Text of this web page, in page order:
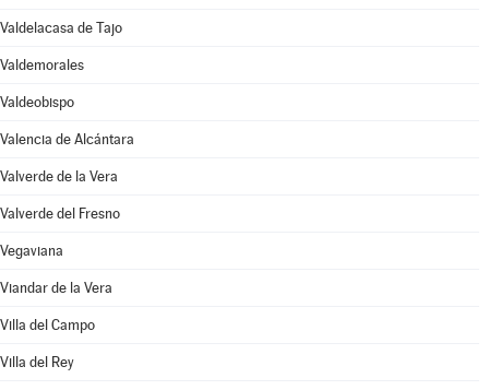
Valdelacasa de Tajo
Valdemorales
Valdeobispo
Valencia de Alcántara
Valverde de la Vera
Valverde del Fresno
Vegaviana
Viandar de la Vera
Villa del Campo
Villa del Rey